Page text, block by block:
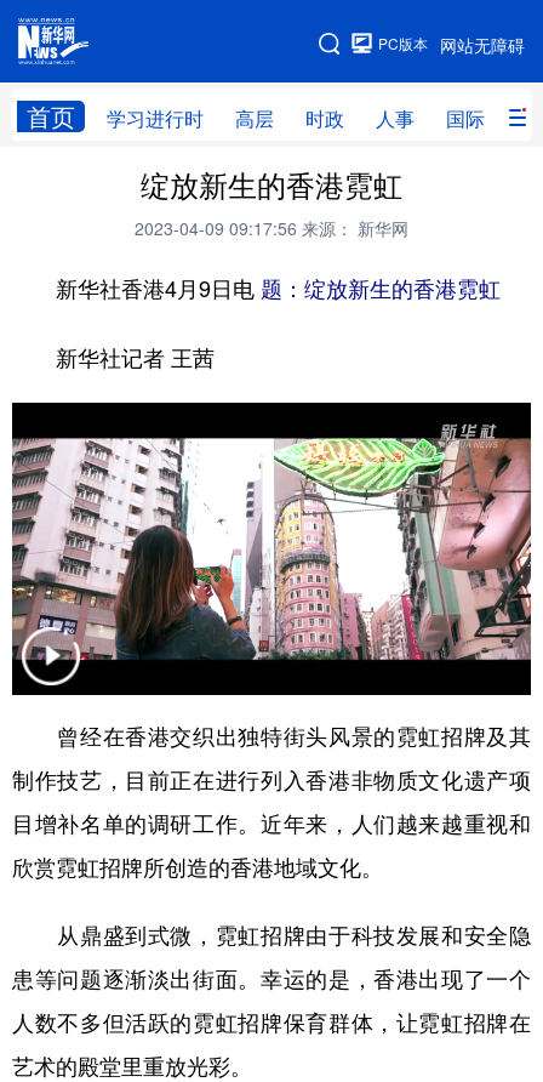
网站无障碍
PC版本
首页 学习进行时 高层 时政 人事 国际 财
网站地图
高层 时政
财经 网评
台湾 思客智库 全球连线 教育
访谈 视频 图片 政务
法律 中央文件 金融 汽车
食品 人居 信息化 数字经济
学术中国 乡村振兴 银龄 溯源中国
城市 旅游 能源 会展
彩票 娱乐 时尚 悦读
公益 一带一路 亚太网 上市公司
文化产业
地方频道
北京 天津 河北 山西
辽宁 吉林 上海 江苏
浙江 安徽 福建 江西
绽放新生的香港霓虹
2023-04-09 09:17:56 来源： 新华网
新华社香港4月9日电 题：绽放新生的香港霓虹
新华社记者 王茜
曾经在香港交织出独特街头风景的霓虹招牌及其
制作技艺，目前正在进行列入香港非物质文化遗产项
目增补名单的调研工作。近年来，人们越来越重视和
欣赏霓虹招牌所创造的香港地域文化。
从鼎盛到式微，霓虹招牌由于科技发展和安全隐
患等问题逐渐淡出街面。幸运的是，香港出现了一个
人数不多但活跃的霓虹招牌保育群体，让霓虹招牌在
艺术的殿堂里重放光彩。